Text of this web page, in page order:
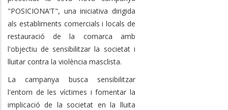
"POSICIONA’T", una iniciativa dirigida
als establiments comercials i locals de
restauració de la comarca amb
l'objectiu de sensibilitzar la societat i
lluitar contra la violència masclista.
La campanya busca sensibilitzar
l'entorn de les víctimes i fomentar la
implicació de la societat en la lluita